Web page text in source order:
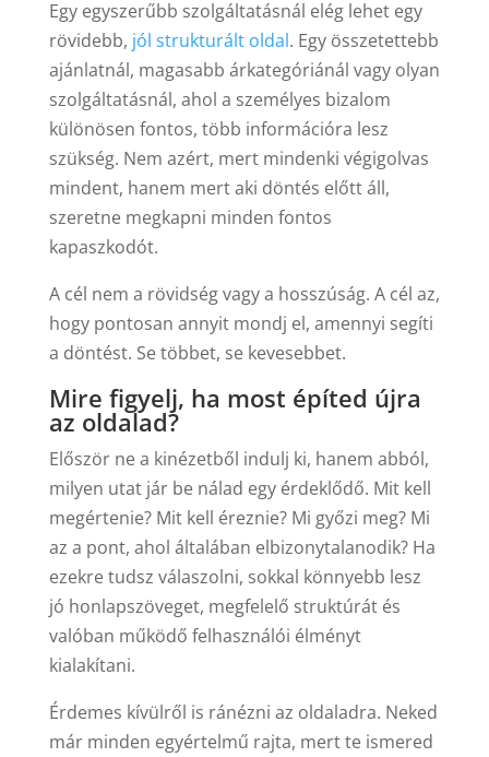
Egy egyszerűbb szolgáltatásnál elég lehet egy
rövidebb, jól strukturált oldal. Egy összetettebb
ajánlatnál, magasabb árkategóriánál vagy olyan
szolgáltatásnál, ahol a személyes bizalom
különösen fontos, több információra lesz
szükség. Nem azért, mert mindenki végigolvas
mindent, hanem mert aki döntés előtt áll,
szeretne megkapni minden fontos
kapaszkodót.
A cél nem a rövidség vagy a hosszúság. A cél az,
hogy pontosan annyit mondj el, amennyi segíti
a döntést. Se többet, se kevesebbet.
Mire figyelj, ha most építed újra
az oldalad?
Először ne a kinézetből indulj ki, hanem abból,
milyen utat jár be nálad egy érdeklődő. Mit kell
megértenie? Mit kell éreznie? Mi győzi meg? Mi
az a pont, ahol általában elbizonytalanodik? Ha
ezekre tudsz válaszolni, sokkal könnyebb lesz
jó honlapszöveget, megfelelő struktúrát és
valóban működő felhasználói élményt
kialakítani.
Érdemes kívülről is ránézni az oldaladra. Neked
már minden egyértelmű rajta, mert te ismered